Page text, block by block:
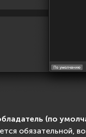
(по
обязательной,